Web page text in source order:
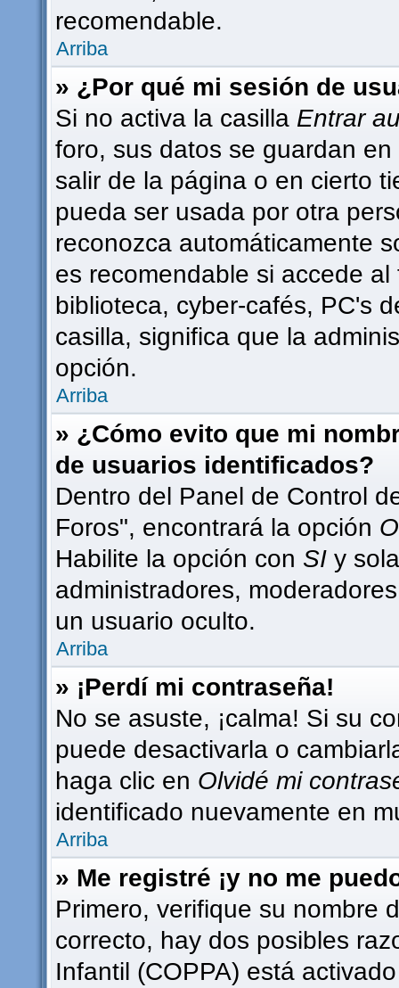
recomendable.
Arriba
» ¿Por qué mi sesión de
Si no activa la casilla Entrar
foro, sus datos se guardan
salir de la página o en cierto
pueda ser usada por otra
reconozca automáticamente
es recomendable si accede
biblioteca, cyber-cafés, PC's
casilla, significa que la
opción.
Arriba
» ¿Cómo evito que mi
de usuarios identificados?
Dentro del Panel de Control
Foros", encontrará la opción
Habilite la opción con SI y
administradores,
un usuario oculto.
Arriba
» ¡Perdí mi contraseña!
No se asuste, ¡calma! Si su
puede desactivarla o
haga clic en Olvidé mi
identificado nuevamente en
Arriba
» Me registré ¡y no me
Primero, verifique su nombre
correcto, hay dos posibles
Infantil (COPPA) está